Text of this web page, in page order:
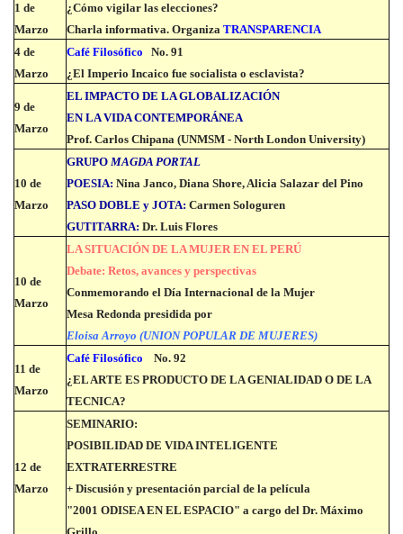
1 de
Marzo
¿Cómo vigilar las elecciones?
Charla informativa. Organiza TRANSPARENCIA
4 de
Marzo
Café Filosófico No. 91
¿El Imperio Incaico fue socialista o esclavista?
9 de
Marzo
EL IMPACTO DE LA GLOBALIZACIÓN
EN LA VIDA CONTEMPORÁNEA
Prof. Carlos Chipana (UNMSM - North London University)
10 de
Marzo
GRUPO MAGDA PORTAL
POESIA: Nina Janco, Diana Shore, Alicia Salazar del Pino
PASO DOBLE y JOTA: Carmen Sologuren
GUTITARRA: Dr. Luis Flores
10 de
Marzo
LA SITUACIÓN DE LA MUJER EN EL PERÚ
Debate: Retos, avances y perspectivas
Conmemorando el Día Internacional de la Mujer
Mesa Redonda presidida por
Eloisa Arroyo (UNION POPULAR DE MUJERES)
11 de
Marzo
Café Filosófico No. 92
¿EL ARTE ES PRODUCTO DE LA GENIALIDAD O DE LA
TECNICA?
12 de
Marzo
SEMINARIO:
POSIBILIDAD DE VIDA INTELIGENTE
EXTRATERRESTRE
+ Discusión y presentación parcial de la película
"2001 ODISEA EN EL ESPACIO" a cargo del Dr. Máximo